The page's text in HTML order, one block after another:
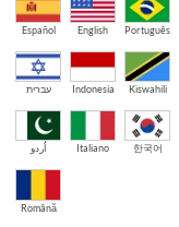
Español English Português
עברית Indonesia Kiswahili
اُردو Italiano 한국어
Română